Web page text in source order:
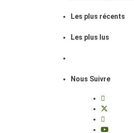
Les plus récents
Les plus lus
Nous Suivre